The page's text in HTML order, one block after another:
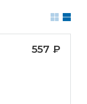
557 ₽